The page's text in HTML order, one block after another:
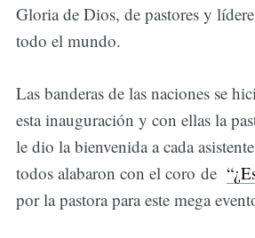
Gloria de Dios, de pastores y
todo el mundo.
Las banderas de las naciones se
esta inauguración y con ellas la
le dio la bienvenida a cada
todos alabaron con el coro de “
por la pastora para este mega